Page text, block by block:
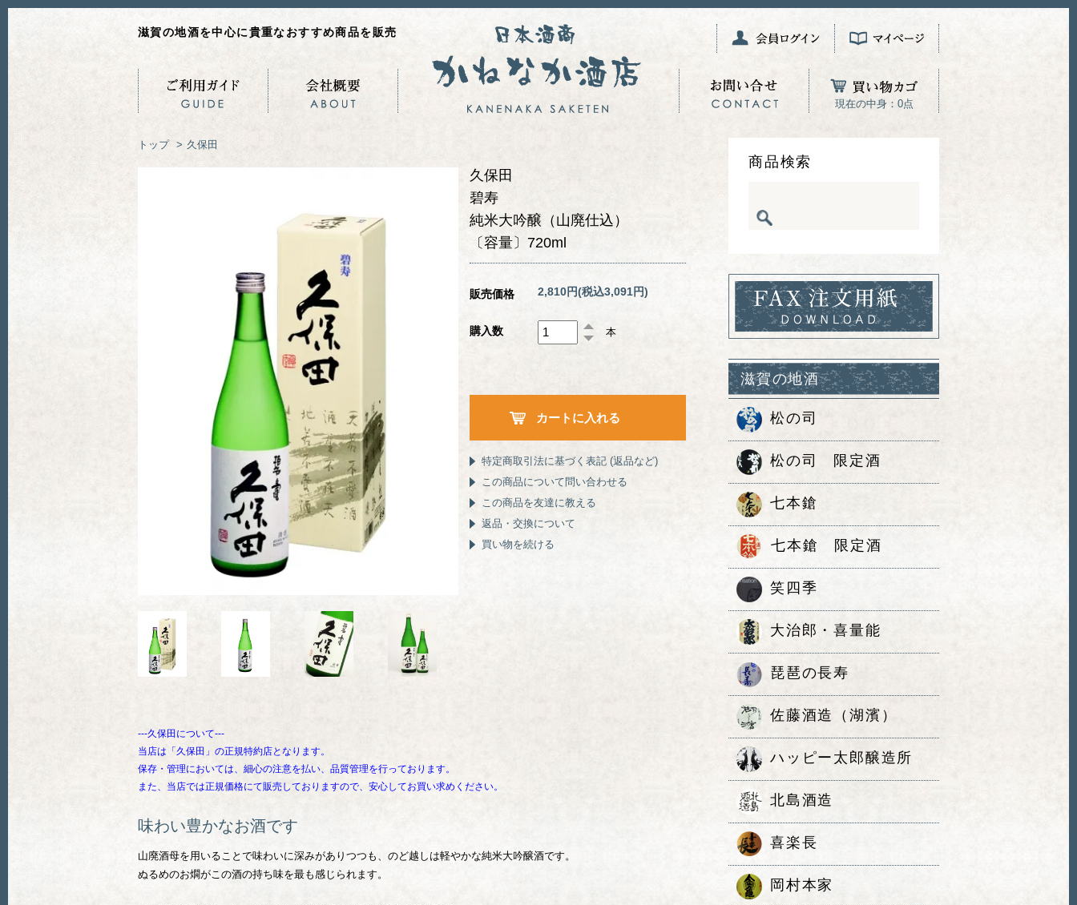
滋賀の地酒を中心に貴重なおすすめ商品を販売
現在の中身：0点
トップ > 久保田
久保田
碧寿
純米大吟醸（山廃仕込）
〔容量〕720ml
販売価格 2,810円(税込3,091円)
購入数 本
特定商取引法に基づく表記 (返品など)
この商品について問い合わせる
この商品を友達に教える
返品・交換について
買い物を続ける
---久保田について---
当店は「久保田」の正規特約店となります。
保存・管理においては、細心の注意を払い、品質管理を行っております。
また、当店では正規価格にて販売しておりますので、安心してお買い求めください。
味わい豊かなお酒です
山廃酒母を用いることで味わいに深みがありつつも、のど越しは軽やかな純米大吟醸酒です。
ぬるめのお燗がこの酒の持ち味を最も感じられます。
商品検索
滋賀の地酒
松の司
松の司 限定酒
七本鎗
七本鎗 限定酒
笑四季
大治郎・喜量能
琵琶の長寿
佐藤酒造（湖濱）
ハッピー太郎醸造所
北島酒造
喜楽長
岡村本家